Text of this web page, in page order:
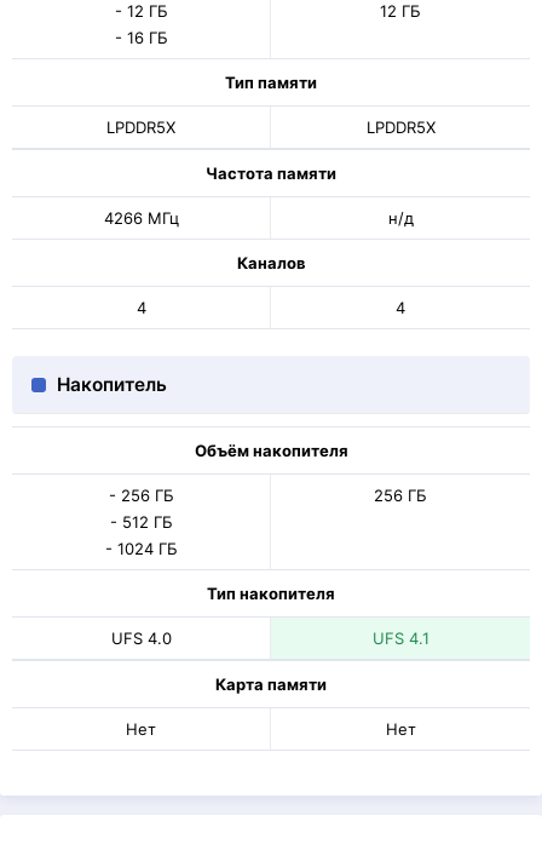
- 12 ГБ
- 16 ГБ
12 ГБ
Тип памяти
LPDDR5X LPDDR5X
Частота памяти
4266 МГц н/д
Каналов
4 4
Накопитель
Объём накопителя
- 256 ГБ
- 512 ГБ
- 1024 ГБ
256 ГБ
Тип накопителя
UFS 4.0 UFS 4.1
Карта памяти
Нет Нет